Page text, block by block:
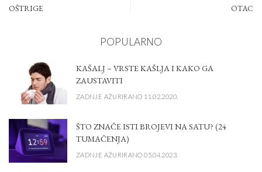
OŠTRIGE OTAC
POPULARNO
KAŠALJ – VRSTE KAŠLJA I KAKO GA
ZAUSTAVITI
ZADNJE AŽURIRANO 11.02.2020.
ŠTO ZNAČE ISTI BROJEVI NA SATU? (24
TUMAČENJA)
ZADNJE AŽURIRANO 05.04.2023.